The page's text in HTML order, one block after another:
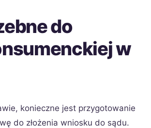
do
w
konieczne jest przygotowanie
do złożenia wniosku do sądu.